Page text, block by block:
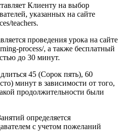
Клиенту на выбор
указанных на сайте
teachers.
проведения урока на сайте
process/, а также бесплатный
до 30 минут.
45 (Сорок пять), 60
минут в зависимости от того,
продолжительности были
определяется
с учетом пожеланий